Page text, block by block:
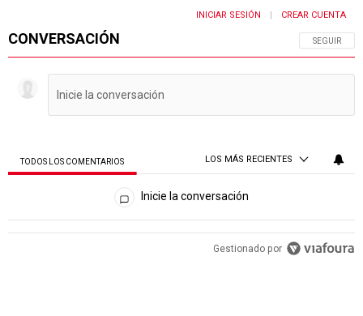
CONVERSACIÓN SIGA ESTA
SEGUIR
INICIAR SESIÓN CREAR CUENTA
TODOS LOS COMENTARIOS LOS MÁS RECIENTES
Todos los comentarios
Inicie la conversación